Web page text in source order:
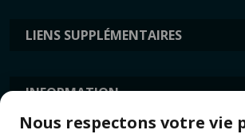
LIENS SUPPLÉMENTAIRES
INFORMATION
Nous respectons votre vie